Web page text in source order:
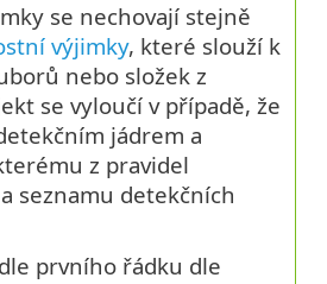
se nechovají stejně
výjimky, které slouží k
nebo složek z
se vyloučí v případě, že
jádrem a
z pravidel
seznamu detekčních
prvního řádku dle